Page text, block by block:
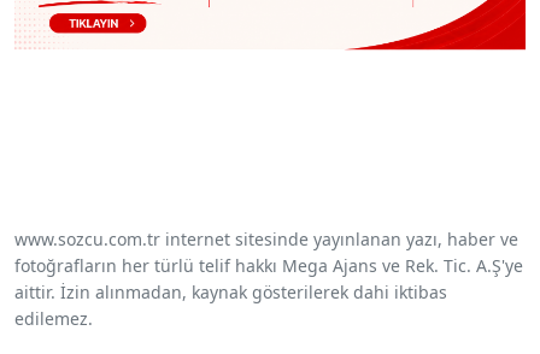
www.sozcu.com.tr internet sitesinde yayınlanan yazı, haber ve
fotoğrafların her türlü telif hakkı Mega Ajans ve Rek. Tic. A.Ş'ye
aittir. İzin alınmadan, kaynak gösterilerek dahi iktibas
edilemez.